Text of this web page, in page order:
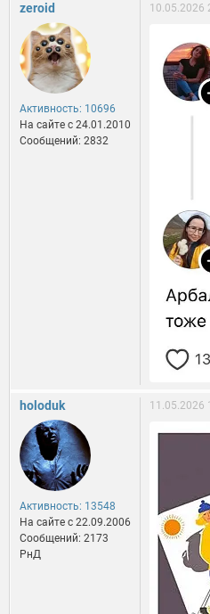
zeroid
Активность: 10696
На сайте c 24.01.2010
Сообщений: 2832
10.05.2026
holoduk
Активность: 13548
На сайте c 22.09.2006
Сообщений: 2173
РнД
11.05.2026